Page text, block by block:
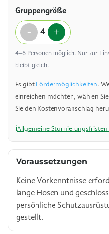
Gruppengröße
- 4 +
4–6 Personen möglich. Nur zur
bleibt gleich.
Es gibt Fördermöglichkeiten.
einreichen möchten, wählen
Sie den Kostenvoranschlag
Allgemeine Stornierungsfristen
Voraussetzungen
Keine Vorkenntnisse
lange Hosen und
persönliche
gestellt.